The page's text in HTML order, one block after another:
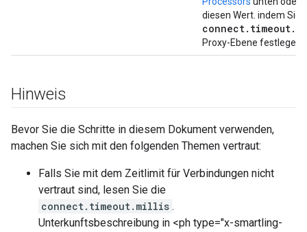
diesen Wert. indem Sie
Proxy-Ebene festlegen.
Hinweis
Bevor Sie die Schritte in diesem Dokument verwenden,
machen Sie sich mit den folgenden Themen vertraut:
Falls Sie mit dem Zeitlimit für Verbindungen nicht
vertraut sind, lesen Sie die
connect.timeout.millis .
Unterkunftsbeschreibung in <ph type="x-smartling-